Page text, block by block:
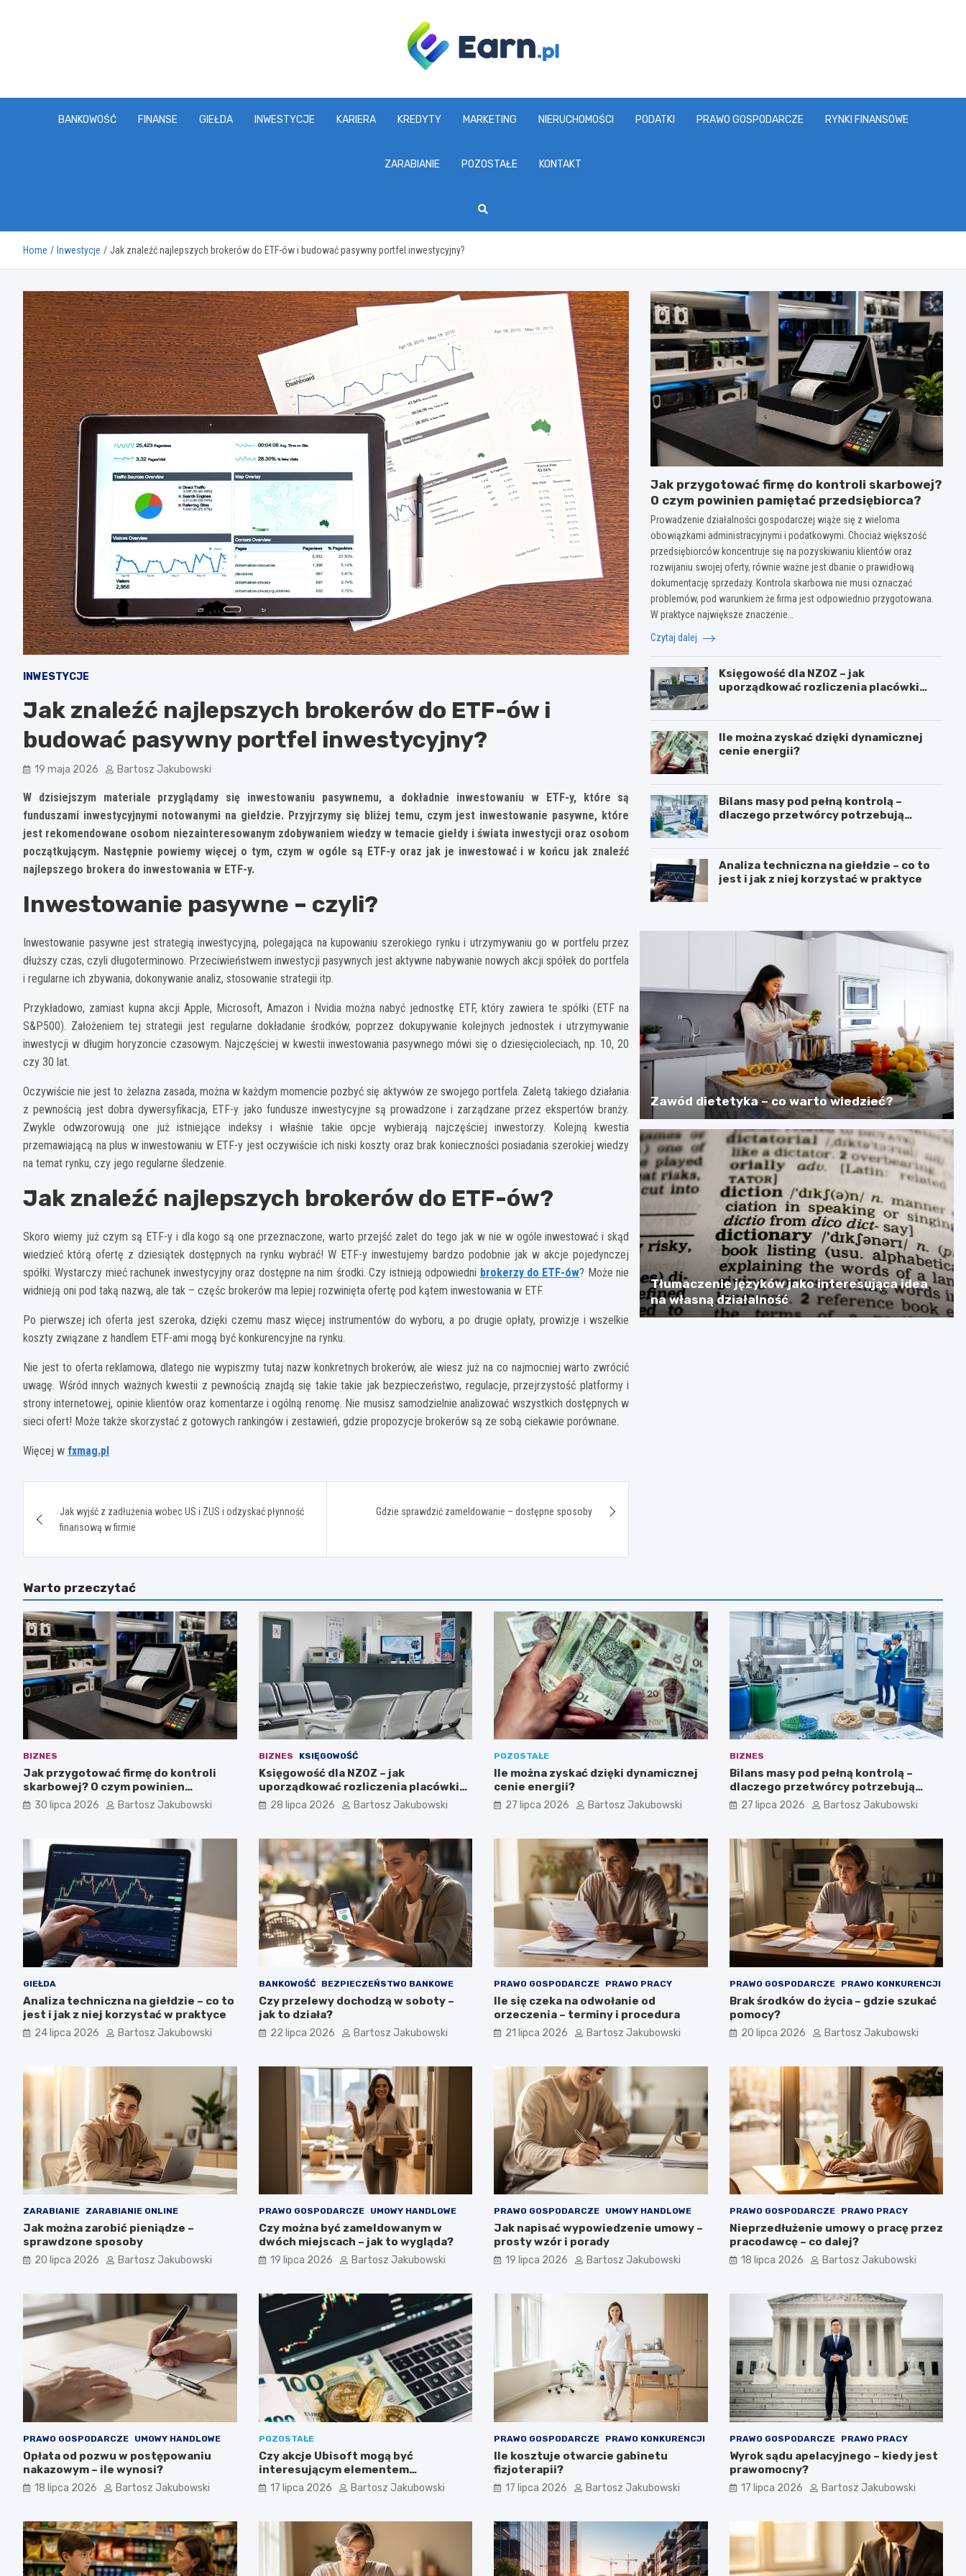
www.earn.pl
BANKOWOŚĆ FINANSE GIEŁDA INWESTYCJE KARIERA KREDYTY MARKETING NIERUCHOMOŚCI PODATKI PRAWO GOSPODARCZE RYNKI FINANSOWE
ZARABIANIE POZOSTAŁE KONTAKT
Home Inwestycje Jak znaleźć najlepszych brokerów do ETF-ów i budować pasywny portfel inwestycyjny?
INWESTYCJE
Jak znaleźć najlepszych brokerów do ETF-ów i
budować pasywny portfel inwestycyjny?
19 maja 2026 Bartosz Jakubowski
W dzisiejszym materiale przyglądamy się inwestowaniu pasywnemu, a dokładnie inwestowaniu w ETF-y, które są
funduszami inwestycyjnymi notowanymi na giełdzie. Przyjrzymy się bliżej temu, czym jest inwestowanie pasywne, które
jest rekomendowane osobom niezainteresowanym zdobywaniem wiedzy w temacie giełdy i świata inwestycji oraz osobom
początkującym. Następnie powiemy więcej o tym, czym w ogóle są ETF-y oraz jak je inwestować i w końcu jak znaleźć
najlepszego brokera do inwestowania w ETF-y.
Inwestowanie pasywne – czyli?
Inwestowanie pasywne jest strategią inwestycyjną, polegająca na kupowaniu szerokiego rynku i utrzymywaniu go w portfelu przez
dłuższy czas, czyli długoterminowo. Przeciwieństwem inwestycji pasywnych jest aktywne nabywanie nowych akcji spółek do portfela
i regularne ich zbywania, dokonywanie analiz, stosowanie strategii itp.
Przykładowo, zamiast kupna akcji Apple, Microsoft, Amazon i Nvidia można nabyć jednostkę ETF, który zawiera te spółki (ETF na
S&P500). Założeniem tej strategii jest regularne dokładanie środków, poprzez dokupywanie kolejnych jednostek i utrzymywanie
inwestycji w długim horyzoncie czasowym. Najczęściej w kwestii inwestowania pasywnego mówi się o dziesięcioleciach, np. 10, 20
czy 30 lat.
Oczywiście nie jest to żelazna zasada, można w każdym momencie pozbyć się aktywów ze swojego portfela. Zaletą takiego działania
z pewnością jest dobra dywersyfikacja, ETF-y jako fundusze inwestycyjne są prowadzone i zarządzane przez ekspertów branży.
Zwykle odwzorowują one już istniejące indeksy i właśnie takie opcje wybierają najczęściej inwestorzy. Kolejną kwestia
przemawiającą na plus w inwestowaniu w ETF-y jest oczywiście ich niski koszty oraz brak konieczności posiadania szerokiej wiedzy
na temat rynku, czy jego regularne śledzenie.
Jak znaleźć najlepszych brokerów do ETF-ów?
Skoro wiemy już czym są ETF-y i dla kogo są one przeznaczone, warto przejść zalet do tego jak w nie w ogóle inwestować i skąd
wiedzieć którą ofertę z dziesiątek dostępnych na rynku wybrać! W ETF-y inwestujemy bardzo podobnie jak w akcje pojedynczej
spółki. Wystarczy mieć rachunek inwestycyjny oraz dostępne na nim środki. Czy istnieją odpowiedni brokerzy do ETF-ów? Może nie
widnieją oni pod taką nazwą, ale tak – częśc brokerów ma lepiej rozwinięta ofertę pod kątem inwestowania w ETF.
Po pierwszej ich oferta jest szeroka, dzięki czemu masz więcej instrumentów do wyboru, a po drugie opłaty, prowizje i wszelkie
koszty związane z handlem ETF-ami mogą być konkurencyjne na rynku.
Nie jest to oferta reklamowa, dlatego nie wypiszmy tutaj nazw konkretnych brokerów, ale wiesz już na co najmocniej warto zwrócić
uwagę. Wśród innych ważnych kwestii z pewnością znajdą się takie takie jak bezpieczeństwo, regulacje, przejrzystość platformy i
strony internetowej, opinie klientów oraz komentarze i ogólną renomę. Nie musisz samodzielnie analizować wszystkich dostępnych w
sieci ofert! Może także skorzystać z gotowych rankingów i zestawień, gdzie propozycje brokerów są ze sobą ciekawie porównane.
Więcej w fxmag.pl
wpisu
Jak wyjść z zadłużenia wobec US i ZUS i odzyskać płynność
finansową w firmie
Gdzie sprawdzić zameldowanie – dostępne sposoby
Jak przygotować firmę do kontroli skarbowej?
O czym powinien pamiętać przedsiębiorca?
Prowadzenie działalności gospodarczej wiąże się z wieloma
obowiązkami administracyjnymi i podatkowymi. Chociaż większość
przedsiębiorców koncentruje się na pozyskiwaniu klientów oraz
rozwijaniu swojej oferty, równie ważne jest dbanie o prawidłową
dokumentację sprzedaży. Kontrola skarbowa nie musi oznaczać
problemów, pod warunkiem że firma jest odpowiednio przygotowana.
W praktyce największe znaczenie…
Czytaj dalej
Księgowość dla NZOZ – jak
uporządkować rozliczenia placówki
Ile można zyskać dzięki dynamicznej
cenie energii?
Bilans masy pod pełną kontrolą –
dlaczego przetwórcy potrzebują
Analiza techniczna na giełdzie – co to
jest i jak z niej korzystać w praktyce
Zawód dietetyka – co warto wiedzieć?
Tłumaczenie języków jako interesująca idea
na własną działalność
Warto przeczytać
BIZNES
Jak przygotować firmę do kontroli
skarbowej? O czym powinien
pamiętać przedsiębiorca?
30 lipca 2026 Bartosz Jakubowski
BIZNES KSIĘGOWOŚĆ
Księgowość dla NZOZ – jak
uporządkować rozliczenia placówki
medycznej?
28 lipca 2026 Bartosz Jakubowski
POZOSTAŁE
Ile można zyskać dzięki dynamicznej
cenie energii?
27 lipca 2026 Bartosz Jakubowski
BIZNES
Bilans masy pod pełną kontrolą –
dlaczego przetwórcy potrzebują
certyfikatu ISCC PLUS?
27 lipca 2026 Bartosz Jakubowski
GIEŁDA
Analiza techniczna na giełdzie – co to
jest i jak z niej korzystać w praktyce
24 lipca 2026 Bartosz Jakubowski
BANKOWOŚĆ BEZPIECZEŃSTWO BANKOWE
Czy przelewy dochodzą w soboty –
jak to działa?
22 lipca 2026 Bartosz Jakubowski
PRAWO GOSPODARCZE PRAWO PRACY
Ile się czeka na odwołanie od
orzeczenia – terminy i procedura
21 lipca 2026 Bartosz Jakubowski
PRAWO GOSPODARCZE PRAWO KONKURENCJI
Brak środków do życia – gdzie szukać
pomocy?
20 lipca 2026 Bartosz Jakubowski
ZARABIANIE ZARABIANIE ONLINE
Jak można zarobić pieniądze –
sprawdzone sposoby
20 lipca 2026 Bartosz Jakubowski
PRAWO GOSPODARCZE UMOWY HANDLOWE
Czy można być zameldowanym w
dwóch miejscach – jak to wygląda?
19 lipca 2026 Bartosz Jakubowski
PRAWO GOSPODARCZE UMOWY HANDLOWE
Jak napisać wypowiedzenie umowy –
prosty wzór i porady
19 lipca 2026 Bartosz Jakubowski
PRAWO GOSPODARCZE PRAWO PRACY
Nieprzedłużenie umowy o pracę przez
pracodawcę – co dalej?
18 lipca 2026 Bartosz Jakubowski
PRAWO GOSPODARCZE UMOWY HANDLOWE
Opłata od pozwu w postępowaniu
nakazowym – ile wynosi?
18 lipca 2026 Bartosz Jakubowski
POZOSTAŁE
Czy akcje Ubisoft mogą być
interesującym elementem
długoterminowego portfela
inwestycyjnego?
17 lipca 2026 Bartosz Jakubowski
PRAWO GOSPODARCZE PRAWO KONKURENCJI
Ile kosztuje otwarcie gabinetu
fizjoterapii?
17 lipca 2026 Bartosz Jakubowski
PRAWO GOSPODARCZE PRAWO PRACY
Wyrok sądu apelacyjnego – kiedy jest
prawomocny?
17 lipca 2026 Bartosz Jakubowski